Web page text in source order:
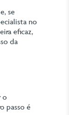
se
no
eficaz,
da
o
passo é